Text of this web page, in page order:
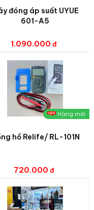
đóng áp suất UYUE
601-A5
1.090.000
Hàng mới
hồ Relife/ RL-101N
720.000